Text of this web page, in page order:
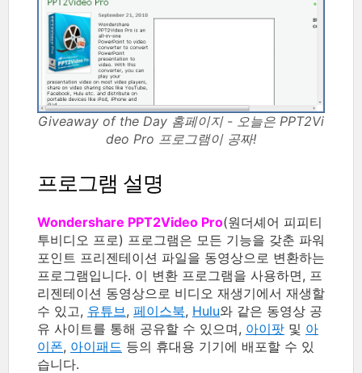
Giveaway of the Day 홈페이지 - 오늘은 PPT2Vi
deo Pro 프로그램이 공짜!
프로그램 설명
Wondershare PPT2Video Pro(원더셰어 피피티
투비디오 프로) 프로그램은 모든 기능을 갖춘 파워
포인트 프리젠테이션 파일을 동영상으로 변환하는
프로그램입니다. 이 변환 프로그램을 사용하면, 프
리젠테이션 동영상으로 비디오 재생기에서 재생할
수 있고, 유튜브 , 페이스북, Hulu와 같은 동영상 공
유 사이트를 통해 공유할 수 있으며, 아이팟 및 아
이폰, 아이패드 등의 휴대용 기기에 배포할 수 있
습니다.